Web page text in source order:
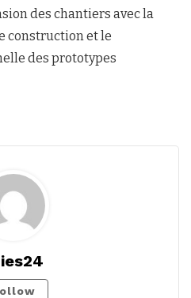
des chantiers avec la
construction et le
des prototypes